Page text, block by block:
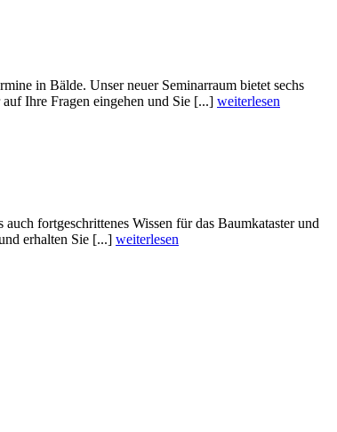
in Bälde. Unser neuer Seminarraum bietet sechs
Ihre Fragen eingehen und Sie [...] weiterlesen
fortgeschrittenes Wissen für das Baumkataster und
erhalten Sie [...] weiterlesen